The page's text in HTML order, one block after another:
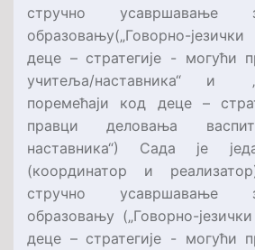
стручно усавршавање
образовању(„Говорно-
деце – стратегије - могући
учитеља/наставника“ и
поремећаји код деце –
правци деловања
наставника“) Сада је
(координатор и
стручно усавршавање
образовању („Говорно-
деце – стратегије - могући